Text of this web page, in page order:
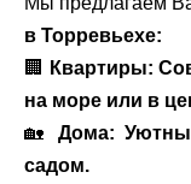
в Торревьехе:
🏢
Квартиры:
на море или в
🏡Дома:
садом.